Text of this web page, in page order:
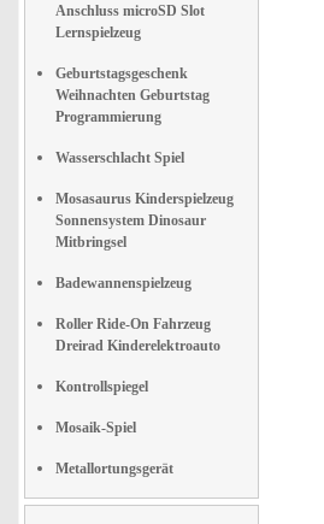
Anschluss microSD Slot
Lernspielzeug
Geburtstagsgeschenk
Weihnachten Geburtstag
Programmierung
Wasserschlacht Spiel
Mosasaurus Kinderspielzeug
Sonnensystem Dinosaur
Mitbringsel
Badewannenspielzeug
Roller Ride-On Fahrzeug
Dreirad Kinderelektroauto
Kontrollspiegel
Mosaik-Spiel
Metallortungsgerät